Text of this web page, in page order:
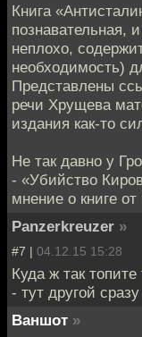
Книга
познавательная,
неплохо,
необходимость)
Представлены
речи Хрущева
издания как-то
Не так давно у
- «Убийство
мнение о книге
Panzerkreuzer »
#7 | 04.12.15 15:28
Куда ж так
- тут другой
Ваншот »